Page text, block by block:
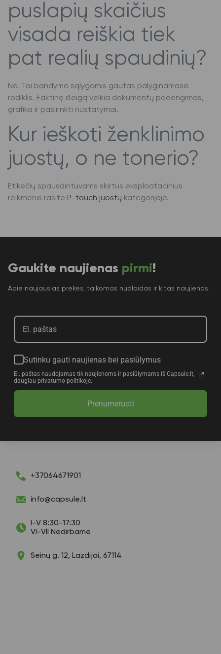
puslapių skaičius
visada reiškia tiek
pat realių spaudinių?
Ne. Tai bandymo sąlygomis gautas palyginamasis
rodiklis. Faktinę išeigą veikia dokumentų padengimas,
grafika ir pasirinkti nustatymai.
Kur ieškoti ženklinimo
juostų, o ne tonerio?
Etikečių spausdintuvams skirtus eksploatacinius
reikmenis rasite P-touch juostų kategorijoje.
Gaukite naujienas pirmi!
Apie naujausias prekes, taikomas nuolaidas ir kitas naujienas.
Sutinku gauti naujienas bei pasiūlymus
El. paštas naudojamas tik naujienoms ir pasiūlymams iš Capsule.lt,
daugiau privatumo politikoje.
Prenumeruoti
+37064671901
info@capsule.lt
I-V 8:30-17:30
VI-VII Nedirbame
Seinų g. 12, Lazdijai, 67114